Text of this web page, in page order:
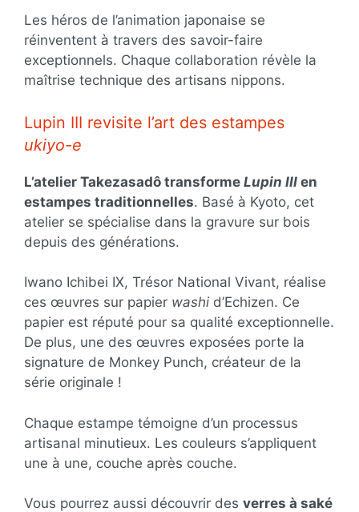
Les héros de l’animation japonaise se
réinventent à travers des savoir-faire
exceptionnels. Chaque collaboration révèle la
maîtrise technique des artisans nippons.
Lupin III revisite l’art des estampes
ukiyo-e
L’atelier Takezasadô transforme Lupin III en
estampes traditionnelles. Basé à Kyoto, cet
atelier se spécialise dans la gravure sur bois
depuis des générations.
Iwano Ichibei IX, Trésor National Vivant, réalise
ces œuvres sur papier washi d’Echizen. Ce
papier est réputé pour sa qualité exceptionnelle.
De plus, une des œuvres exposées porte la
signature de Monkey Punch, créateur de la
série originale !
Chaque estampe témoigne d’un processus
artisanal minutieux. Les couleurs s’appliquent
une à une, couche après couche.
Vous pourrez aussi découvrir des verres à saké